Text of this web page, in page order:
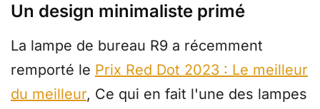
Un design minimaliste primé
La lampe de bureau R9 a récemment
remporté le Prix Red Dot 2023 : Le meilleur
du meilleur, Ce qui en fait l'une des lampes